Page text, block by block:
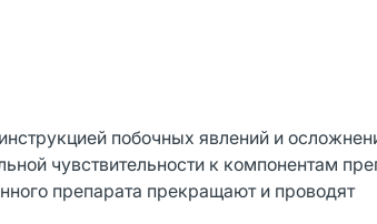
побочных явлений и
чувствительности к компонентам
препарата прекращают и проводят